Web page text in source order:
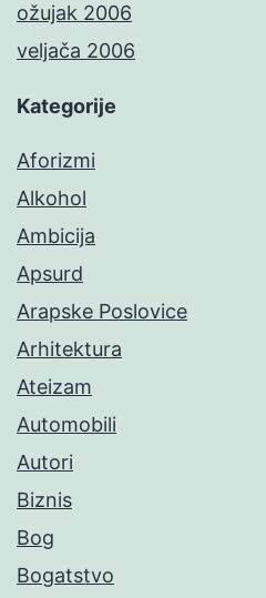
ožujak 2006
veljača 2006
Kategorije
Aforizmi
Alkohol
Ambicija
Apsurd
Arapske Poslovice
Arhitektura
Ateizam
Automobili
Autori
Biznis
Bog
Bogatstvo